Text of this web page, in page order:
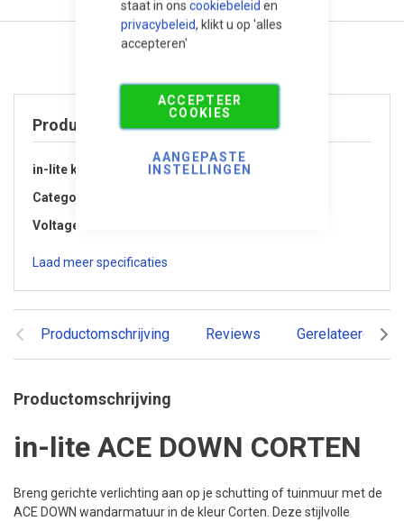
staat in ons cookiebeleid en
privacybeleid, klikt u op 'alles
accepteren'
ACCEPTEER
COOKIES
AANGEPASTE
INSTELLINGEN
Productomschrijving Reviews Gerelateerde
Productomschrijving
in-lite ACE DOWN CORTEN
Breng gerichte verlichting aan op je schutting of tuinmuur met de
ACE DOWN wandarmatuur in de kleur Corten. Deze stijlvolle
Product specificaties
in-lite kleur
Corten
Categorie
Voltage
Laad meer specificaties